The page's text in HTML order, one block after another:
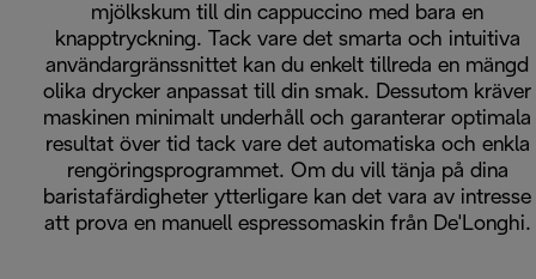
mjölkskum till din cappuccino med bara en
knapptryckning. Tack vare det smarta och intuitiva
användargränssnittet kan du enkelt tillreda en mängd
olika drycker anpassat till din smak. Dessutom kräver
maskinen minimalt underhåll och garanterar optimala
resultat över tid tack vare det automatiska och enkla
rengöringsprogrammet. Om du vill tänja på dina
baristafärdigheter ytterligare kan det vara av intresse
att prova en manuell espressomaskin från De'Longhi.